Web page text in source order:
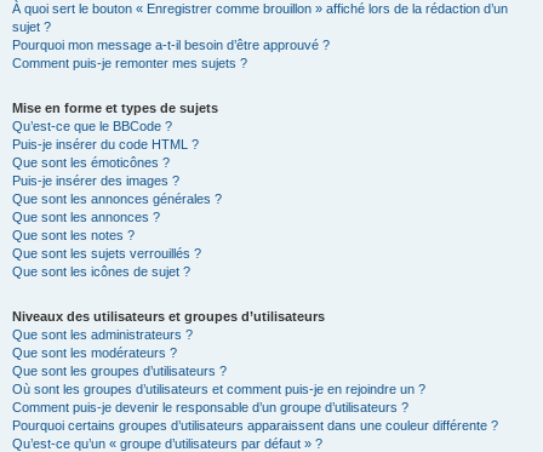
À quoi sert le bouton « Enregistrer comme brouillon » affiché lors de la rédaction d’un
sujet ?
Pourquoi mon message a-t-il besoin d’être approuvé ?
Comment puis-je remonter mes sujets ?
Mise en forme et types de sujets
Qu’est-ce que le BBCode ?
Puis-je insérer du code HTML ?
Que sont les émoticônes ?
Puis-je insérer des images ?
Que sont les annonces générales ?
Que sont les annonces ?
Que sont les notes ?
Que sont les sujets verrouillés ?
Que sont les icônes de sujet ?
Niveaux des utilisateurs et groupes d’utilisateurs
Que sont les administrateurs ?
Que sont les modérateurs ?
Que sont les groupes d’utilisateurs ?
Où sont les groupes d’utilisateurs et comment puis-je en rejoindre un ?
Comment puis-je devenir le responsable d’un groupe d’utilisateurs ?
Pourquoi certains groupes d’utilisateurs apparaissent dans une couleur différente ?
Qu’est-ce qu’un « groupe d’utilisateurs par défaut » ?